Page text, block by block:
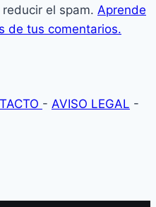
el spam. Aprende
de tus comentarios.
- AVISO LEGAL -